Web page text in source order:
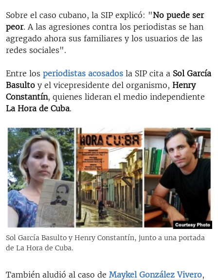
Sobre el caso cubano, la SIP explicó: "No puede ser
peor. A las agresiones contra los periodistas se han
agregado ahora sus familiares y los usuarios de las
redes sociales".
Entre los periodistas acosados la SIP cita a Sol García
Basulto y el vicepresidente del organismo, Henry
Constantín, quienes lideran el medio independiente
La Hora de Cuba.
Sol García Basulto y Henry Constantín, junto a una portada
de La Hora de Cuba.
También aludió al caso de Maykel González Vivero,